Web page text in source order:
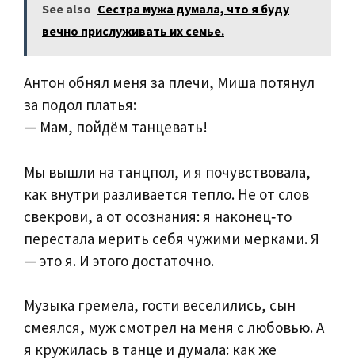
See also Сестра мужа думала, что я буду
вечно прислуживать их семье.
Антон обнял меня за плечи, Миша потянул
за подол платья:
— Мам, пойдём танцевать!
Мы вышли на танцпол, и я почувствовала,
как внутри разливается тепло. Не от слов
свекрови, а от осознания: я наконец‑то
перестала мерить себя чужими мерками. Я
— это я. И этого достаточно.
Музыка гремела, гости веселились, сын
смеялся, муж смотрел на меня с любовью. А
я кружилась в танце и думала: как же